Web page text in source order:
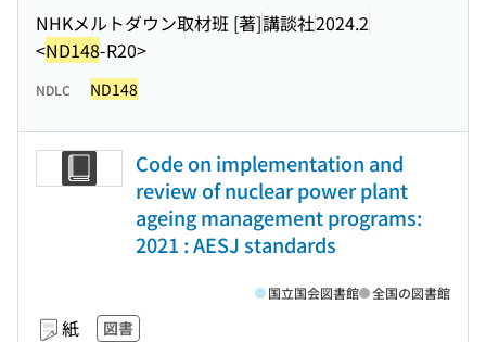
NHKメルトダウン取材班 [著]講談社2024.2
<ND148-R20>
NDLC ND148
Code on implementation and
review of nuclear power plant
ageing management programs:
2021 : AESJ standards
紙 図書
国立国会図書館 全国の図書館